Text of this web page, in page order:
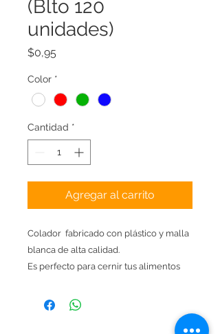
(Blto 120
unidades)
$0,95
Color *
Cantidad *
Agregar al carrito
Colador fabricado con plástico y malla
blanca de alta calidad.
Es perfecto para cernir tus alimentos
procesadora, tamaño ideal que se